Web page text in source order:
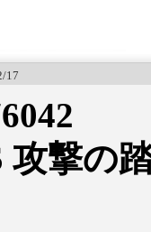
17
攻撃の